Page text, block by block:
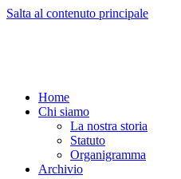
Salta al contenuto principale
Home
Chi siamo
La nostra storia
Statuto
Organigramma
Archivio